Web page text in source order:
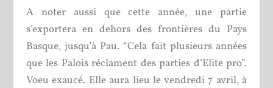
A noter aussi que cette année, une partie
s’exportera en dehors des frontières du Pays
Basque, jusqu’à Pau. “Cela fait plusieurs années
que les Palois réclament des parties d’Elite pro”.
Voeu exaucé. Elle aura lieu le vendredi 7 avril, à